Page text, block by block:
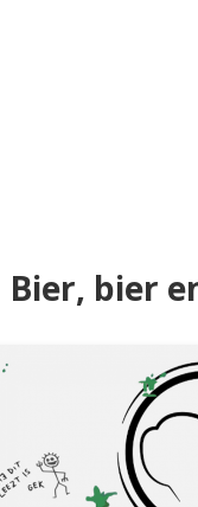
Bier, bier